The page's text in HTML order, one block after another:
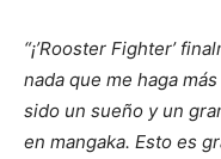
“¡’Rooster Fighter’
nada que me haga
sido un sueño y un
en mangaka. Esto es